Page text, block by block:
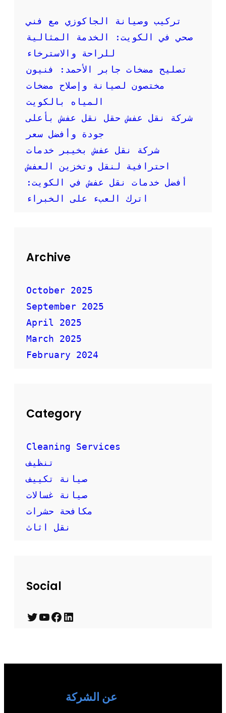
ر
م
ن
س
ب
ة
؟
د
م
ة
ق
ا
م
و
ش
ع
ش
تركيب وصيانة الجاكوزي مع فني
صحي في الكويت: الخدمة المثالية
للراحة والاسترخاء
تصليح مضخات جابر الأحمد: فنيون
مختصون لصيانة وإصلاح مضخات
المياه بالكويت
شركة نقل عفش حقل نقل عفش بأعلى
جودة وأفضل سعر
شركة نقل عفش بخيبر خدمات
أفضل خدمات نقل عفش في الكويت:
اترك العبء على الخبراء
Archive
October 2025
September 2025
April 2025
March 2025
February 2024
Category
Cleaning Services
تنظيف
صيانة تكييف
صيانة غسالات
مكافحة حشرات
نقل اثاث
Social
T Y F L
d
عن الشركة